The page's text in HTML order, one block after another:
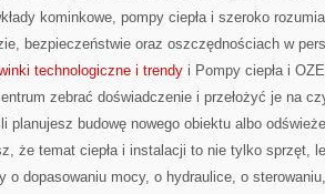
kominkowe, pompy ciepła i szeroko
bezpieczeństwie oraz oszczędnościach w
technologiczne i trendy i Pompy ciepła i
zebrać doświadczenie i przełożyć je na
planujesz budowę nowego obiektu albo
że temat ciepła i instalacji to nie tylko sprzęt,
o dopasowaniu mocy, o hydraulice, o